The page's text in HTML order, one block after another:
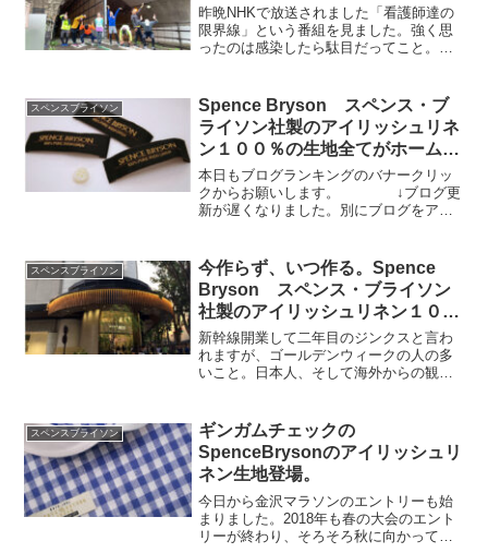
昨晩NHKで放送されました「看護師達の
限界線」という番組を見ました。強く思
ったのは感染したら駄目だってこと。手
ないといけない。日本国政府よ。どうし
たいのだ？先日数人で食...
スペンスブライソン
Spence Bryson スペンス・ブ
ライソン社製のアイリッシュリネ
ン１００％の生地全てがホームペ
ージにアップできました。
本日もブログランキングのバナークリッ
クからお願いします。 ↓ブログ更
新が遅くなりました。別にブログをアッ
は自分でも思います。ここのところ一つ
悩みがあります。馬鹿ら...
スペンスブライソン
今作らず、いつ作る。Spence
Bryson スペンス・ブライソン
社製のアイリッシュリネン１０
０％の白生地。
新幹線開業して二年目のジンクスと言わ
れますが、ゴールデンウィークの人の多
いこと。日本人、そして海外からの観光
店街にあふれております。果たしてどれ
くらいまで続くでしょうか...
スペンスブライソン
ギンガムチェックの
SpenceBrysonのアイリッシュリ
ネン生地登場。
今日から金沢マラソンのエントリーも始
まりました。2018年も春の大会のエント
リーが終わり、そろそろ秋に向かってと